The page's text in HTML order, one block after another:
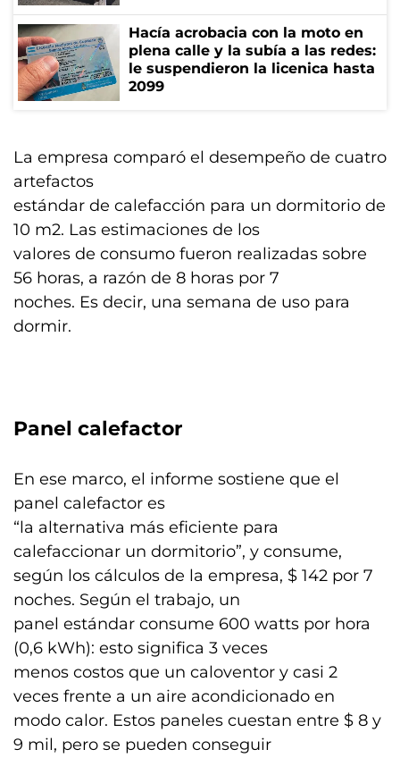
Hacía acrobacia con la moto en
plena calle y la subía a las redes:
le suspendieron la licenica hasta
2099
La empresa comparó el desempeño de cuatro
artefactos
estándar de calefacción para un dormitorio de
10 m2. Las estimaciones de los
valores de consumo fueron realizadas sobre
56 horas, a razón de 8 horas por 7
noches. Es decir, una semana de uso para
dormir.
Panel calefactor
En ese marco, el informe sostiene que el
panel calefactor es
“la alternativa más eficiente para
calefaccionar un dormitorio”, y consume,
según los cálculos de la empresa, $ 142 por 7
noches. Según el trabajo, un
panel estándar consume 600 watts por hora
(0,6 kWh): esto significa 3 veces
menos costos que un caloventor y casi 2
veces frente a un aire acondicionado en
modo calor. Estos paneles cuestan entre $ 8 y
9 mil, pero se pueden conseguir